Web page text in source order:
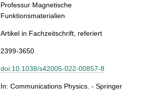
Professur Magnetische
Funktionsmaterialien
Artikel in Fachzeitschrift, referiert
2399-3650
doi:10.1038/s42005-022-00857-8
In: Communications Physics. - Springer